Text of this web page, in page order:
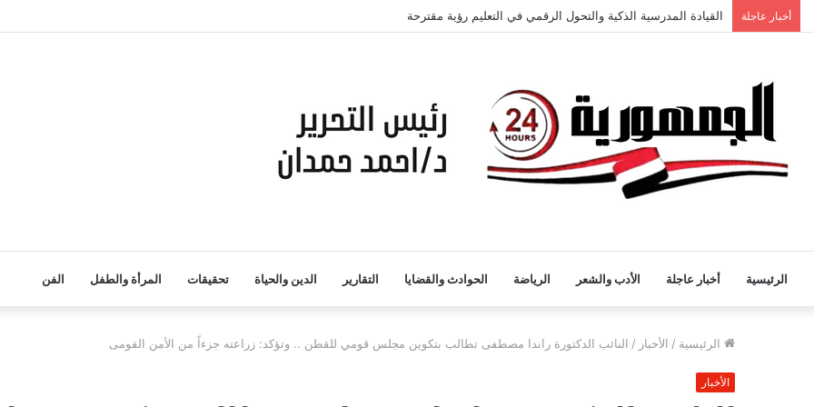
أخبار عاجلة القيادة المدرسية الذكية والتحول الرقمي في التعليم رؤية مقترحة
الرئيسية أخبار عاجلة الأدب والشعر الرياضة الحوادث والقضايا التقارير الدين والحياة تحقيقات المرأة والطفل الفن
الرئيسية / الأخبار / النائب الدكتورة راندا مصطفى تطالب بتكوين مجلس قومي للقطن .. وتؤكد: زراعته جزءاً من الأمن القومى
الأخبار